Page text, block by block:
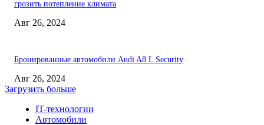
грозить потепление климата
Авг 26, 2024
Бронированные автомобили Audi A8 L Security
Авг 26, 2024
Загрузить больше
IT-технологии
Автомобили